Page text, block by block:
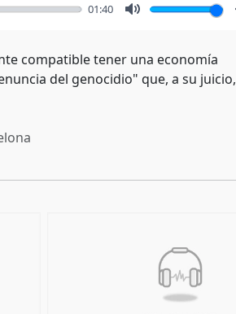
01:40
compatible tener una economía
del genocidio" que, a su juicio,